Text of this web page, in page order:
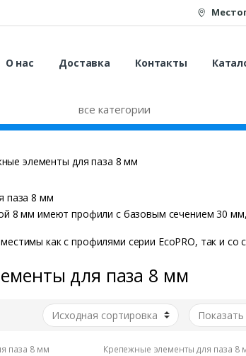
О нас Доставка Контакты
элементы для паза 8 мм
паза 8 мм
8 мм имеют профили с базовым сечением 30 мм,
как с профилями серии EcoPRO, так и со
для паза 8 мм
паза 8 мм Крепежные элементы для паза 8